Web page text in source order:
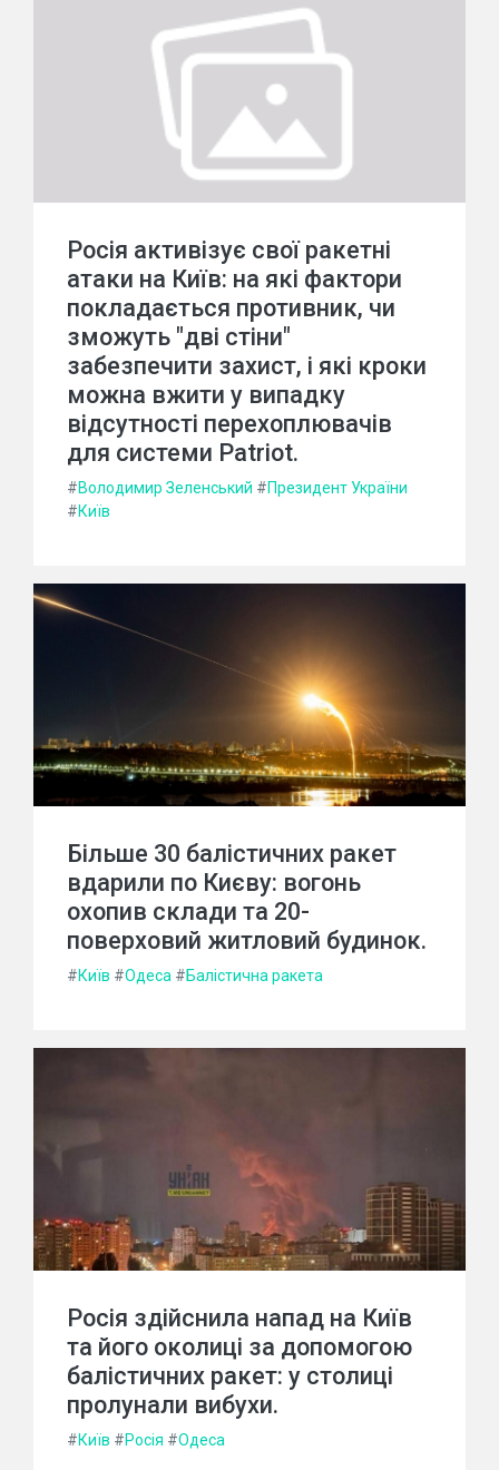
Росія активізує свої ракетні
атаки на Київ: на які фактори
покладається противник, чи
зможуть "дві стіни"
забезпечити захист, і які кроки
можна вжити у випадку
відсутності перехоплювачів
для системи Patriot.
#Володимир Зеленський #Президент України
#Київ
Більше 30 балістичних ракет
вдарили по Києву: вогонь
охопив склади та 20-
поверховий житловий будинок.
#Київ #Одеса #Балістична ракета
Росія здійснила напад на Київ
та його околиці за допомогою
балістичних ракет: у столиці
пролунали вибухи.
#Київ #Росія #Одеса